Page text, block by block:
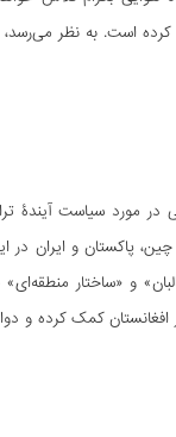
کرده است. به نظر
در مورد سیاست آیندۀ
چین، پاکستان و ایران
و «ساختار
افغانستان کمک کرده و